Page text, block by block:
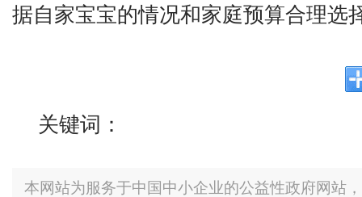
据自家宝宝的情况和家庭预算合理选
关键词：
本网站为服务于中国中小企业的公益性政府网站